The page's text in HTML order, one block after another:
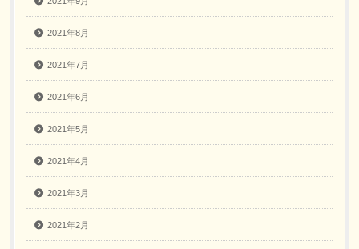
2021年8月
2021年7月
2021年6月
2021年5月
2021年4月
2021年3月
2021年2月